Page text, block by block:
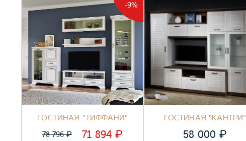
-9%
ГОСТИНАЯ "ТИФФАНИ"
78 796₽ 71 894₽
ГОСТИНАЯ "КАНТРИ"
58 000 ₽